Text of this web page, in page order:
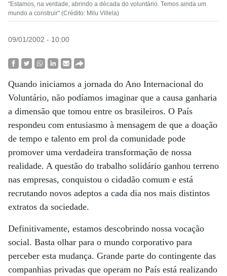
"Estamos, na verdade, abrindo a década do voluntário. Temos ainda um
mundo a construir" (Crédito: Milu Villela)
09/01/2002 - 10:00
Quando iniciamos a jornada do Ano Internacional do
Voluntário, não podíamos imaginar que a causa ganharia
a dimensão que tomou entre os brasileiros. O País
respondeu com entusiasmo à mensagem de que a doação
de tempo e talento em prol da comunidade pode
promover uma verdadeira transformação de nossa
realidade. A questão do trabalho solidário ganhou terreno
nas empresas, conquistou o cidadão comum e está
recrutando novos adeptos a cada dia nos mais distintos
extratos da sociedade.
Definitivamente, estamos descobrindo nossa vocação
social. Basta olhar para o mundo corporativo para
perceber esta mudança. Grande parte do contingente das
companhias privadas que operam no País está realizando